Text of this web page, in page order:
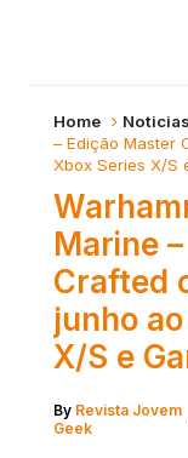
Home Noticias
– Edição Master
Xbox Series X/S
Marine
Crafted
junho
X/S e
By Revista Jovem
Geek